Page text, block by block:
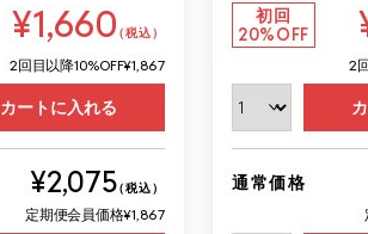
¥1,660（税込）
2回目以降10%OFF¥1,867
カートに入れる
¥2,075（税込）
定期便会員価格¥1,867
初回
20%OFF
2
通常価格